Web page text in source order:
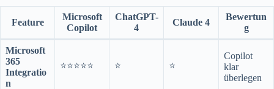
Feature
Microsoft
Copilot
ChatGPT-
4
Claude 4
Bewertun
g
Microsoft
365
Integratio
n
⭐⭐⭐⭐⭐ ⭐ ⭐
Copilot
klar
überlegen